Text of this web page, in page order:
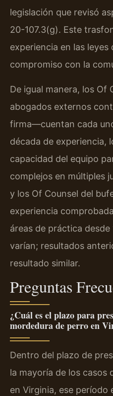
legislación que revisó
20-107.3(g). Este
experiencia en las leyes
compromiso con la
De igual manera, los
abogados externos
firma—cuentan cada
década de experiencia,
capacidad del equipo
complejos en múltiples
y los Of Counsel del
experiencia
áreas de práctica desde
varían; resultados
resultado similar.
Preguntas
¿Cuál es el plazo para
mordedura de perro en
Dentro del plazo de
la mayoría de los casos
en Virginia, ese período